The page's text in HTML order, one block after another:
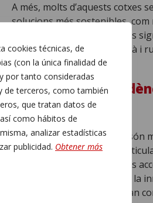
cookies técnicas, de
(con la única finalidad de
por tanto consideradas
de terceros, como también
que tratan datos de
como hábitos de
analizar estadísticas
publicidad. Obtener más
A més, molts d’aquests cotxes
solucions més sostenibles,
. Això representa un pas
carboni en el transport urbà i
Més Que Una
Mobilitat
Elscotxes sense carnet
són
mobilitat real i efectiva,
una forma de transport més
desenvolupament continu i la
aquestes alternatives s’estan